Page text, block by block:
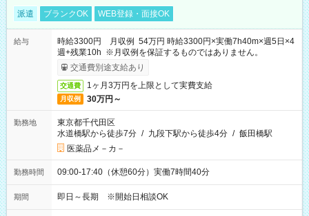
派遣 ブランクOK WEB登録・面接OK
給与
時給3300円 月収例 54万円 時給3300円×実働7h40m×週5日×4
週+残業10h ※月収例を保証するものではありません。
交通費別途支給あり
交通費 1ヶ月3万円を上限として実費支給
月収例 30万円～
勤務地
東京都千代田区
水道橋駅から徒歩7分 / 九段下駅から徒歩4分 / 飯田橋駅
医薬品メ－カ－
勤務時間 09:00-17:40（休憩60分）実働7時間40分
期間 即日～長期 ※開始日相談OK